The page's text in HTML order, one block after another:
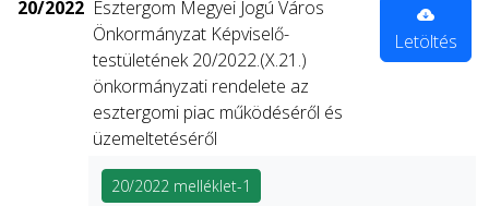
20/2022 Esztergom Megyei Jogú Város
Önkormányzat Képviselő-
testületének 20/2022.(X.21.)
önkormányzati rendelete az
esztergomi piac működéséről és
üzemeltetéséről
Letöltés
20/2022 melléklet-1